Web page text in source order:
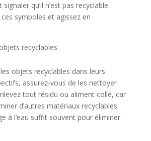
signaler qu’il n’est pas recyclable.
symboles et agissez en
recyclables:
objets recyclables dans leurs
assurez-vous de les nettoyer
tout résidu ou aliment collé, car
d’autres matériaux recyclables.
à l’eau suffit souvent pour éliminer